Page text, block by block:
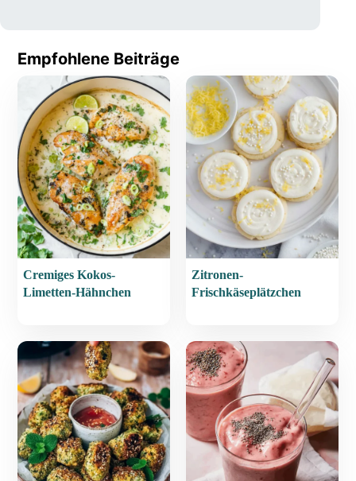
Empfohlene Beiträge
Cremiges Kokos-
Limetten-Hähnchen
Zitronen-
Frischkäseplätzchen